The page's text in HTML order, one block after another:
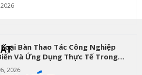
2026
Bàn Thao Tác Công Nghiệp
Và Ứng Dụng Thực Tế Trong
2026